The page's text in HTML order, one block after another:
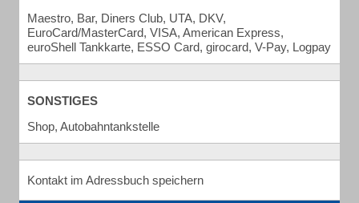
Maestro, Bar, Diners Club, UTA, DKV,
EuroCard/MasterCard, VISA, American Express,
euroShell Tankkarte, ESSO Card, girocard, V-Pay, Logpay
SONSTIGES
Shop, Autobahntankstelle
Kontakt im Adressbuch speichern